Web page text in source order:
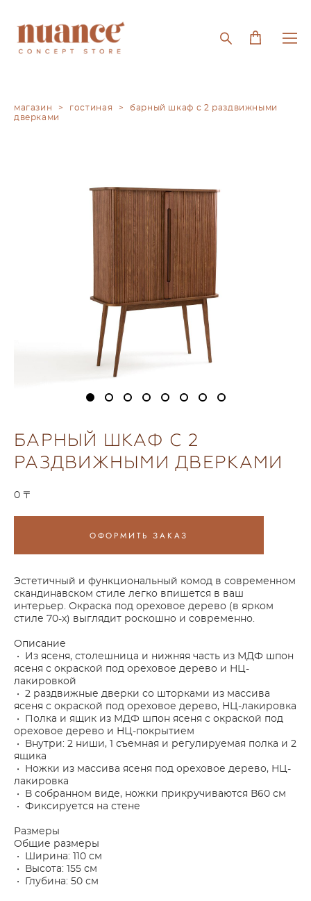
магазин > гостиная >
барный шкаф с 2 раздвижными
дверками
БАРНЫЙ ШКАФ С 2
РАЗДВИЖНЫМИ ДВЕРКАМИ
0 〒
ОФОРМИТЬ ЗАКАЗ
Эстетичный и функциональный комод в современном
скандинавском стиле легко впишется в ваш
интерьер. Окраска под ореховое дерево (в ярком
стиле 70-х) выглядит роскошно и современно.
Описание
• Из ясеня, столешница и нижняя часть из МДФ шпон
ясеня с окраской под ореховое дерево и НЦ-
лакировкой
• 2 раздвижные дверки со шторками из массива
ясеня с окраской под ореховое дерево, НЦ-лакировка
• Полка и ящик из МДФ шпон ясеня с окраской под
ореховое дерево и НЦ-покрытием
• Внутри: 2 ниши, 1 съемная и регулируемая полка и 2
ящика
• Ножки из массива ясеня под ореховое дерево, НЦ-
лакировка
• В собранном виде, ножки прикручиваются В60 см
• Фиксируется на стене
Размеры
Общие размеры
• Ширина: 110 см
• Высота: 155 см
• Глубина: 50 см